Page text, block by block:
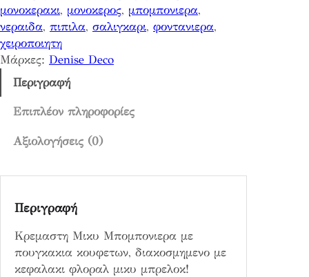
π
ο
μ
π
ν
π
μονοκερακι, μονοκερος, μπομπονιερα
νεραιδα, πιπιλα, σαλιγκαρι, φοντανιερα
χειροποιητη
Μάρκες: Denise Deco
Περιγραφή
Επιπλέον πληροφορίες
Αξιολογήσεις (0)
Περιγραφή
Κρεμαστη Μικυ Μπομπονιερα με
πουγκακια κουφετων, διακοσμημενο με
κεφαλακι φλοραλ μικυ μπρελοκ!